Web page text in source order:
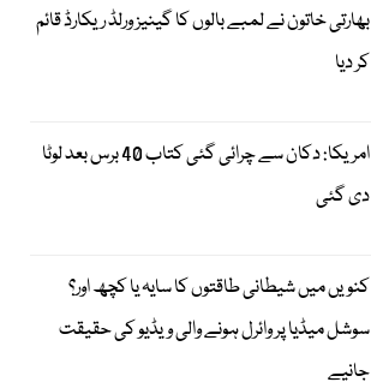
بھارتی خاتون نے لمبے بالوں کا گینیز ورلڈ ریکارڈ قائم
کر دیا
امریکا: دکان سے چرائی گئی کتاب 40 برس بعد لوٹا
دی گئی
کنویں میں شیطانی طاقتوں کا سایہ یا کچھ اور؟
سوشل میڈیا پر وائرل ہونے والی ویڈیو کی حقیقت
جانیے